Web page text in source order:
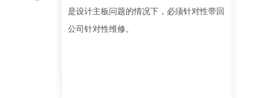
是设计主板问题的情况下，必须针对性带回
公司针对性维修。